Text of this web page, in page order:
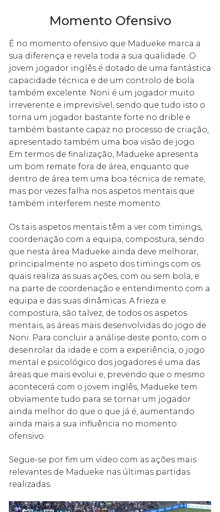
Momento Ofensivo
É no momento ofensivo que Madueke marca a
sua diferença e revela toda a sua qualidade. O
jovem jogador inglês é dotado de uma fantástica
capacidade técnica e de um controlo de bola
também excelente. Noni é um jogador muito
irreverente e imprevisível, sendo que tudo isto o
torna um jogador bastante forte no drible e
também bastante capaz no processo de criação,
apresentado também uma boa visão de jogo.
Em termos de finalização, Madueke apresenta
um bom remate fora de área, enquanto que
dentro de área tem uma boa técnica de remate,
mas por vezes falha nos aspetos mentais que
também interferem neste momento.
Os tais aspetos mentais têm a ver com timings,
coordenação com a equipa, compostura, sendo
que nesta área Madueke ainda deve melhorar,
principalmente no aspeto dos timings com os
quais realiza as suas ações, com ou sem bola, e
na parte de coordenação e entendimento com a
equipa e das suas dinâmicas. A frieza e
compostura, são talvez, de todos os aspetos
mentais, as áreas mais desenvolvidas do jogo de
Noni. Para concluir a análise deste ponto, com o
desenrolar da idade e com a experiência, o jogo
mental e psicológico dos jogadores é uma das
áreas que mais evolui e, prevendo que o mesmo
acontecerá com o jovem inglês, Madueke tem
obviamente tudo para se tornar um jogador
ainda melhor do que o que já é, aumentando
ainda mais a sua influência no momento
ofensivo.
Segue-se por fim um vídeo com as ações mais
relevantes de Madueke nas últimas partidas
realizadas.